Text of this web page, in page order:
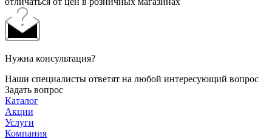
Нужна консультация?
Наши специалисты ответят на любой интересующий вопрос
Задать вопрос
Каталог
Акции
Услуги
Компания